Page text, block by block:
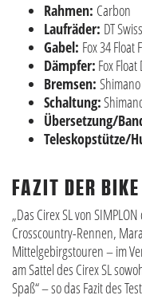
Rahmen: Carbon
Laufräder: DT
Gabel: Fox 34 Float
Dämpfer: Fox Float
Bremsen:
Schaltung:
Übersetzung/
Teleskopstütze/
FAZIT DER
„Das Cirex SL von
Crosscountry-Rennen,
Mittelgebirgstouren – im
am Sattel des Cirex SL
Spaß“ – so das Fazit des